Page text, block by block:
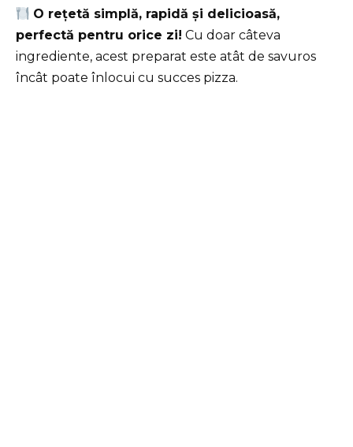
O rețetă simplă, rapidă și delicioasă,
perfectă pentru orice zi! Cu doar câteva
ingrediente, acest preparat este atât de savuros
încât poate înlocui cu succes pizza.